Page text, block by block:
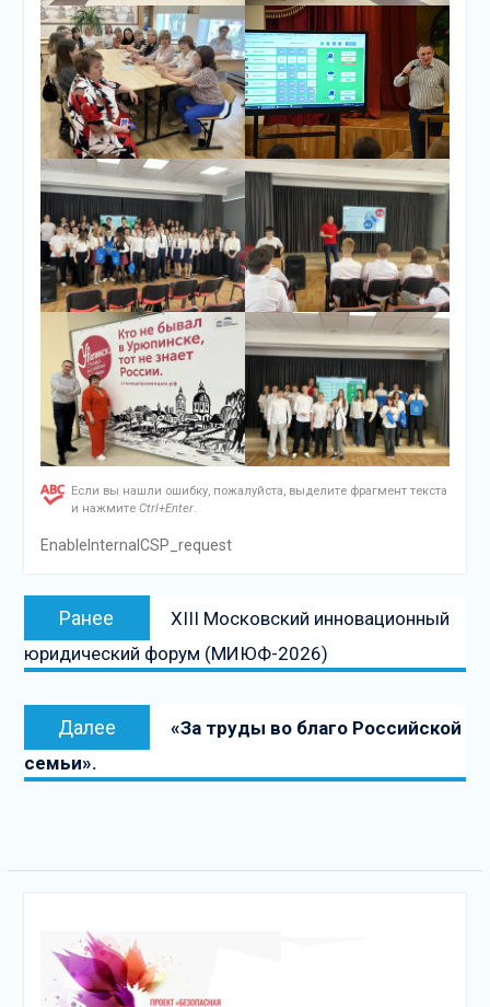
Если вы нашли ошибку, пожалуйста, выделите фрагмент текста
и нажмите Ctrl+Enter.
EnableInternalCSP_request
Навигация
записям
Ранее
запись:
XIII Московский инновационный
юридический форум (МИЮФ-2026)
Далее
запись
«За труды во благо Российской
семьи».